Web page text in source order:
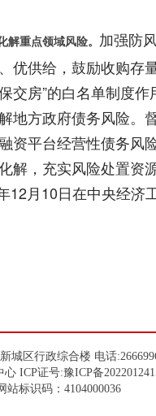
解重点领域风险。 加强防
优供给，鼓励收购
交房”的白名单制度
地方政府债务风险
资平台经营性债务
解，充实风险处置资
月10日在中央经济
城区行政综合楼 电话
心 ICP证号:豫ICP备
标识码：4104000036